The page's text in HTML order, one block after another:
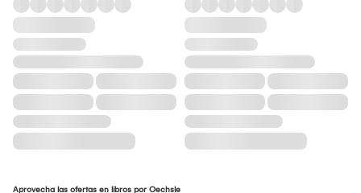
Aprovecha las ofertas en libros por Oechsle